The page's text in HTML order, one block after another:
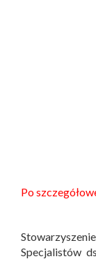
Po
Specjalistów